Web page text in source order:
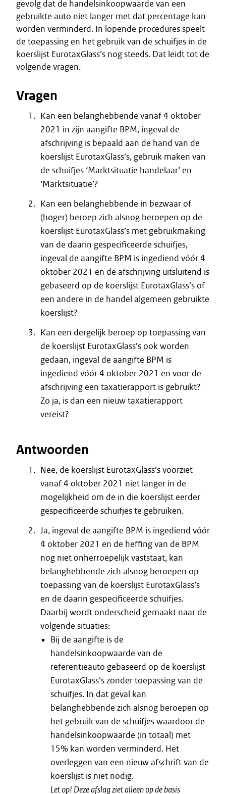
gevolg dat de handelsinkoopwaarde van een
gebruikte auto niet langer met dat percentage kan
worden verminderd. In lopende procedures speelt
de toepassing en het gebruik van de schuifjes in de
koerslijst EurotaxGlass’s nog steeds. Dat leidt tot de
volgende vragen.
Vragen
Kan een belanghebbende vanaf 4 oktober
2021 in zijn aangifte BPM, ingeval de
afschrijving is bepaald aan de hand van de
koerslijst EurotaxGlass’s, gebruik maken van
de schuifjes ‘Marktsituatie handelaar’ en
‘Marktsituatie’?
Kan een belanghebbende in bezwaar of
(hoger) beroep zich alsnog beroepen op de
koerslijst EurotaxGlass’s met gebruikmaking
van de daarin gespecificeerde schuifjes,
ingeval de aangifte BPM is ingediend vóór 4
oktober 2021 en de afschrijving uitsluitend is
gebaseerd op de koerslijst EurotaxGlass’s of
een andere in de handel algemeen gebruikte
koerslijst?
Kan een dergelijk beroep op toepassing van
de koerslijst EurotaxGlass’s ook worden
gedaan, ingeval de aangifte BPM is
ingediend vóór 4 oktober 2021 en voor de
afschrijving een taxatierapport is gebruikt?
Zo ja, is dan een nieuw taxatierapport
vereist?
Antwoorden
Nee, de koerslijst EurotaxGlass’s voorziet
vanaf 4 oktober 2021 niet langer in de
mogelijkheid om de in die koerslijst eerder
gespecificeerde schuifjes te gebruiken.
Ja, ingeval de aangifte BPM is ingediend vóór
4 oktober 2021 en de heffing van de BPM
nog niet onherroepelijk vaststaat, kan
belanghebbende zich alsnog beroepen op
toepassing van de koerslijst EurotaxGlass’s
en de daarin gespecificeerde schuifjes.
Daarbij wordt onderscheid gemaakt naar de
volgende situaties:
Bij de aangifte is de
handelsinkoopwaarde van de
referentieauto gebaseerd op de koerslijst
EurotaxGlass’s zonder toepassing van de
schuifjes. In dat geval kan
belanghebbende zich alsnog beroepen op
het gebruik van de schuifjes waardoor de
handelsinkoopwaarde (in totaal) met
15% kan worden verminderd. Het
overleggen van een nieuw afschrift van de
koerslijst is niet nodig.
Let op! Deze afslag ziet alleen op de basis